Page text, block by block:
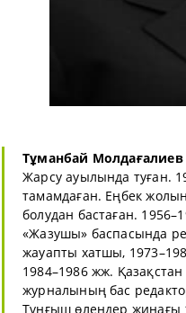
Тұманбай Молдағалиев
Жарсу ауылында туған.
тамамдаған. Еңбек
болудан бастаған.
«Жазушы» баспасында
жауапты хатшы,
1984–1986 жж.
журналының бас
Тұңғыш өлеңдер жинағы